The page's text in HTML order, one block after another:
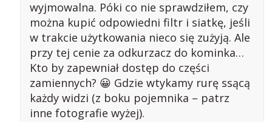
wyjmowalna. Póki co nie sprawdziłem, czy
można kupić odpowiedni filtr i siatkę, jeśli
w trakcie użytkowania nieco się zużyją. Ale
przy tej cenie za odkurzacz do kominka…
Kto by zapewniał dostęp do części
zamiennych? 😀 Gdzie wtykamy rurę ssącą
każdy widzi (z boku pojemnika – patrz
inne fotografie wyżej).